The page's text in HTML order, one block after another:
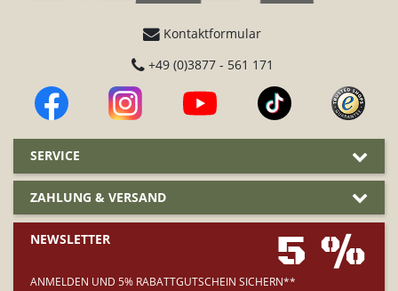
Kontaktformular
+49 (0)3877 - 561 171
SERVICE
ZAHLUNG & VERSAND
NEWSLETTER 5 %
ANMELDEN UND 5% RABATTGUTSCHEIN SICHERN**